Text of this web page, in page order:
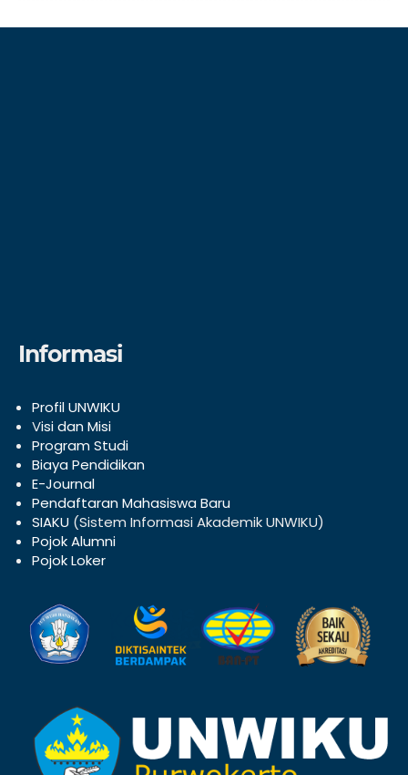
Informasi
Profil UNWIKU
Visi dan Misi
Program Studi
Biaya Pendidikan
E-Journal
Pendaftaran Mahasiswa Baru
SIAKU (Sistem Informasi Akademik UNWIKU)
Pojok Alumni
Pojok Loker